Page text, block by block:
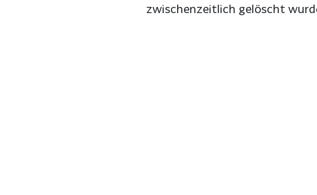
zwischenzeitlich gelöscht